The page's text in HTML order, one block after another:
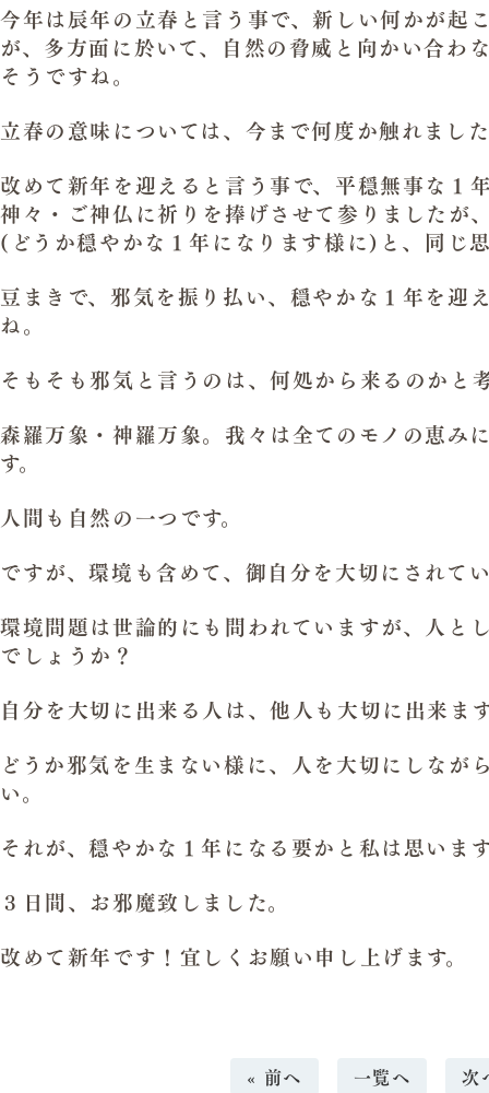
今年は辰年の立春と言う事で、新しい何かが起
が、多方面に於いて、自然の脅威と向かい合わ
そうですね。
立春の意味については、今まで何度か触れまし
改めて新年を迎えると言う事で、平穏無事な１
神々・ご神仏に祈りを捧げさせて参りましたが
(どうか穏やかな１年になります様に)と、同じ
豆まきで、邪気を振り払い、穏やかな１年を迎
ね。
そもそも邪気と言うのは、何処から来るのかと
森羅万象・神羅万象。我々は全てのモノの恵み
す。
人間も自然の一つです。
ですが、環境も含めて、御自分を大切にされて
環境問題は世論的にも問われていますが、人と
でしょうか？
自分を大切に出来る人は、他人も大切に出来ま
どうか邪気を生まない様に、人を大切にしなが
い。
それが、穏やかな１年になる要かと私は思いま
３日間、お邪魔致しました。
改めて新年です！宜しくお願い申し上げます。
« 前へ 一覧へ 次